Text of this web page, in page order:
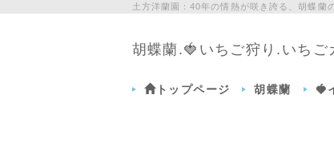
土方洋蘭園：40年の情熱が咲き誇る、胡蝶蘭
胡蝶蘭.🍓いちご狩り.いちご
トップページ 胡蝶蘭 🍓